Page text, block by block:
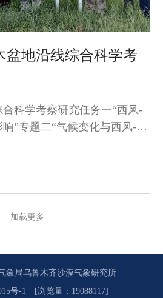
盆地沿线综合科学考
科学考察研究任务一“西风-
”专题二“气候变化与西风-季
山-帕米尔区极端天气气候事
简称“沙漠所”）、新疆维吾
维吾尔自治区农业气象台、
等组成的10人科考队，于
及无人机观测试验，科考队还
加载更多
象局乌鲁木齐沙漠气象研究所
号-1 [浏览量：19088117]